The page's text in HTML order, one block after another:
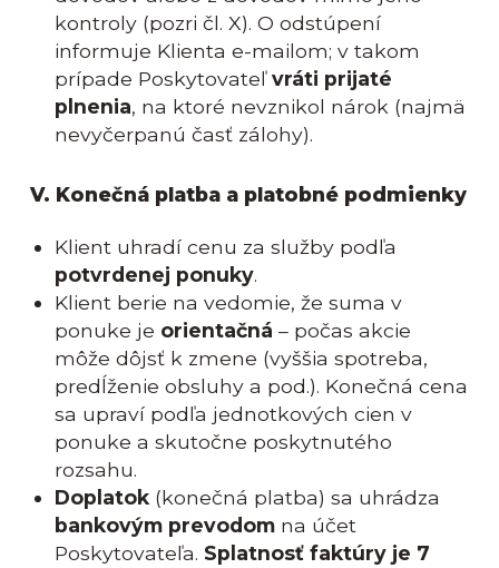
kontroly (pozri čl. X). O odstúpení
informuje Klienta e-mailom; v takom
prípade Poskytovateľvráti prijaté
plnenia, na ktoré nevznikol nárok (najmä
nevyčerpanú časť zálohy).
V. Konečná platba a platobné podmienky
Klient uhradí cenu za služby podľa
potvrdenej ponuky.
Klient berie na vedomie, že suma v
ponuke je orientačná – počas akcie
môže dôjsť k zmene (vyššia spotreba,
predĺženie obsluhy a pod.). Konečná cena
sa upraví podľa jednotkových cien v
ponuke a skutočne poskytnutého
rozsahu.
Doplatok(konečná platba) sa uhrádza
bankovým prevodomna účet
Poskytovateľa. Splatnosť faktúry je 7